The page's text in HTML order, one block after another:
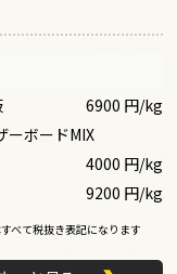
6900 円/kg
ーボードMIX
4000 円/kg
9200 円/kg
べて税抜き表記になります